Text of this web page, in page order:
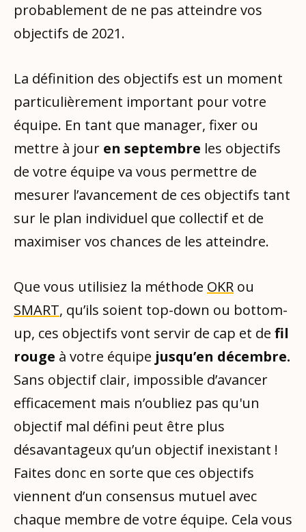
probablement de ne pas atteindre vos
objectifs de 2021.
La définition des objectifs est un moment
particulièrement important pour votre
équipe. En tant que manager, fixer ou
mettre à jour en septembre les objectifs
de votre équipe va vous permettre de
mesurer l’avancement de ces objectifs tant
sur le plan individuel que collectif et de
maximiser vos chances de les atteindre.
Que vous utilisiez la méthode OKR ou
SMART, qu’ils soient top-down ou bottom-
up, ces objectifs vont servir de cap et de fil
rouge à votre équipe jusqu’en décembre.
Sans objectif clair, impossible d’avancer
efficacement mais n’oubliez pas qu'un
objectif mal défini peut être plus
désavantageux qu’un objectif inexistant !
Faites donc en sorte que ces objectifs
viennent d’un consensus mutuel avec
chaque membre de votre équipe. Cela vous